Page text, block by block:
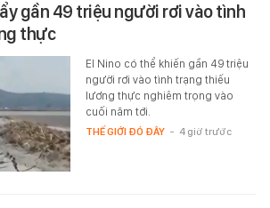
gần 49 triệu người rơi vào tình
thực
El Nino có thể khiến gần 49 triệu
người rơi vào tình trạng thiếu
lương thực nghiêm trọng vào
cuối năm tới.
THẾ GIỚI ĐÓ ĐÂY - 4 giờ trước